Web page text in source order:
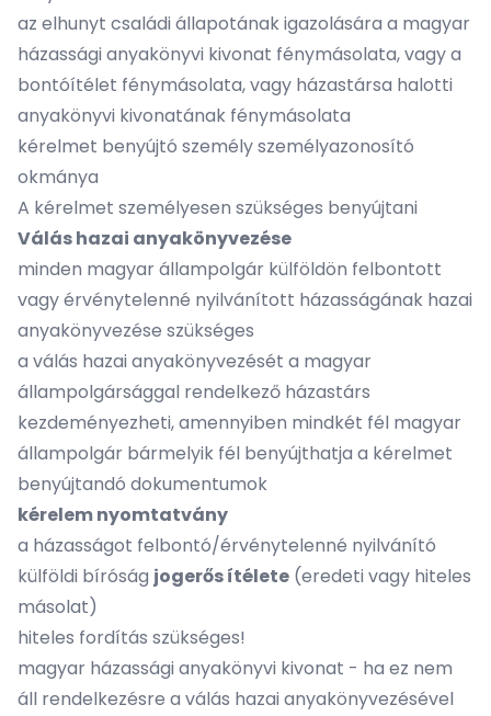
az elhunyt családi állapotának igazolására a magyar
házassági anyakönyvi kivonat fénymásolata, vagy a
bontóítélet fénymásolata, vagy házastársa halotti
anyakönyvi kivonatának fénymásolata
kérelmet benyújtó személy személyazonosító
okmánya
A kérelmet személyesen szükséges benyújtani
Válás hazai anyakönyvezése
minden magyar állampolgár külföldön felbontott
vagy érvénytelenné nyilvánított házasságának hazai
anyakönyvezése szükséges
a válás hazai anyakönyvezését a magyar
állampolgársággal rendelkező házastárs
kezdeményezheti, amennyiben mindkét fél magyar
állampolgár bármelyik fél benyújthatja a kérelmet
benyújtandó dokumentumok
kérelem nyomtatvány
a házasságot felbontó/érvénytelenné nyilvánító
külföldi bíróság jogerős ítélete (eredeti vagy hiteles
másolat)
hiteles fordítás szükséges!
magyar házassági anyakönyvi kivonat - ha ez nem
áll rendelkezésre a válás hazai anyakönyvezésével